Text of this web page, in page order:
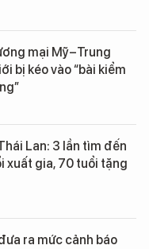
mại Mỹ–Trung
bị kéo vào “bài kiểm
Lan: 3 lần tìm đến
xuất gia, 70 tuổi tặng
ra mức cảnh báo